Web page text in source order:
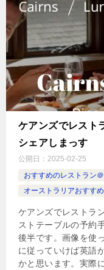
ケアンズでレスト
シェアしまっす
公開日： 2025-02-25
おすすめのレストラン
オーストラリアおすす
ケアンズでレストラ
ストテーブルの予約
後半です。画像を使
に従っていけば英語
かと思います。実際